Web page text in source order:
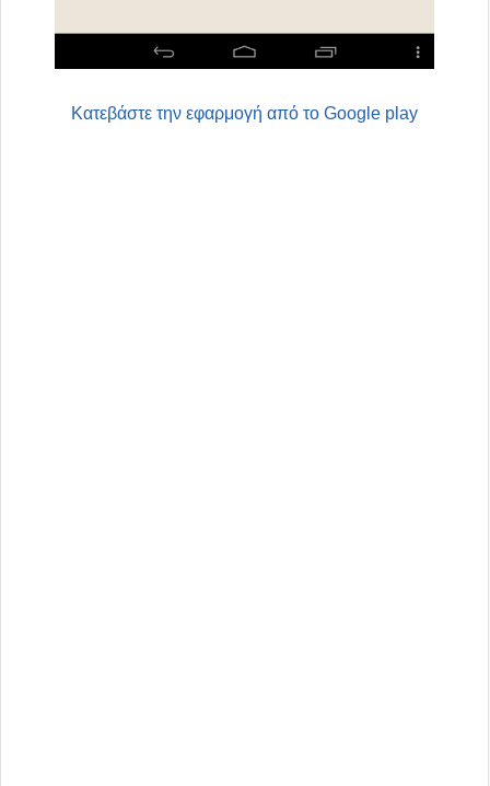
Κατεβάστε την εφαρμογή από το Google play